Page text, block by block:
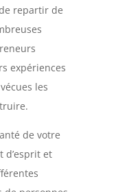
repartir de
expériences
les
de votre
d’esprit et